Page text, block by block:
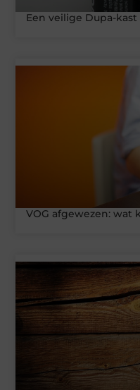
Een veilige Dupa-
VOG afgewezen: wat